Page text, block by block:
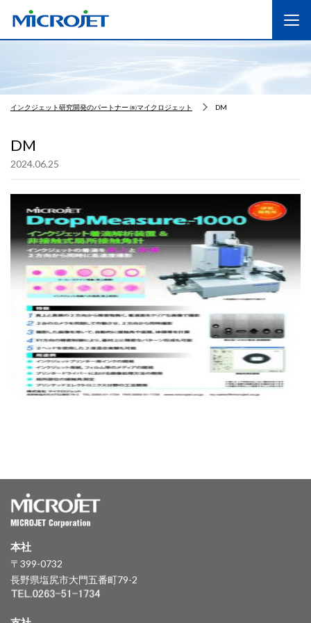
インクジェット研究開発のパートナー ㈱マイクロジェット DM
DM
2024.06.25
本社
〒399-0732
長野県塩尻市大門五番町79-2